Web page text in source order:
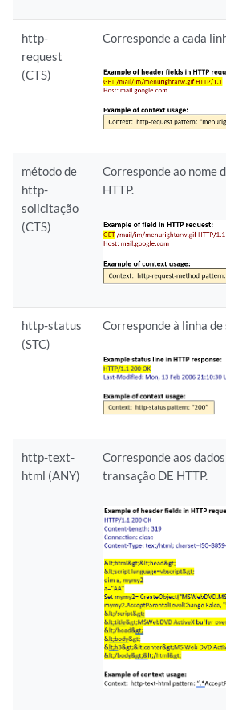
http-
request
(CTS)
Corresponde a cada
método de
http-
solicitação
(CTS)
Corresponde ao nome
HTTP.
http-status
(STC)
Corresponde à linha
http-text-
html (ANY)
Corresponde aos
transação DE HTTP.